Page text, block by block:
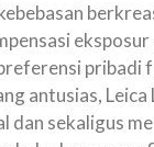
antusias,
dan sekaligus